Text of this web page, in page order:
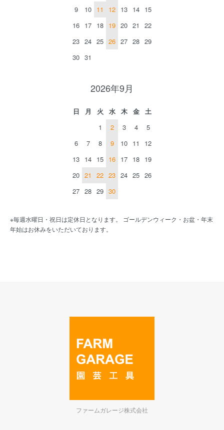
9
10 11 12 13 14 15
16 17 18 19 20 21
22
23 24 25 26 27 28 29
30 31
2026年9月
日 月 火 水 木 金
土
1
2 3 4
5
6
7 8 9 10 11
12
13 14 15 16 17 18 19
20 21 22 23 24 25 26
27 28 29 30
※毎週水曜日・祝日は定休日となります。 ゴールデンウィーク・お盆・年末
年始はお休みをいただいております。
ファームガレージ株式会社